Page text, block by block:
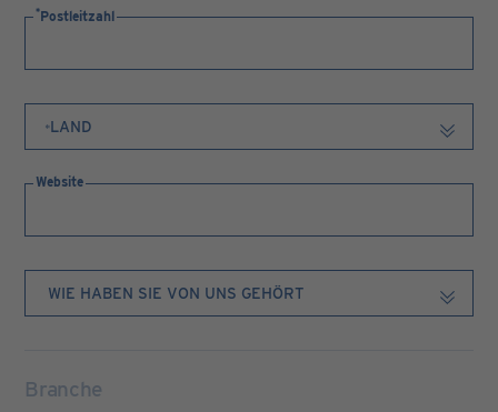
Postleitzahl
Website
Branche